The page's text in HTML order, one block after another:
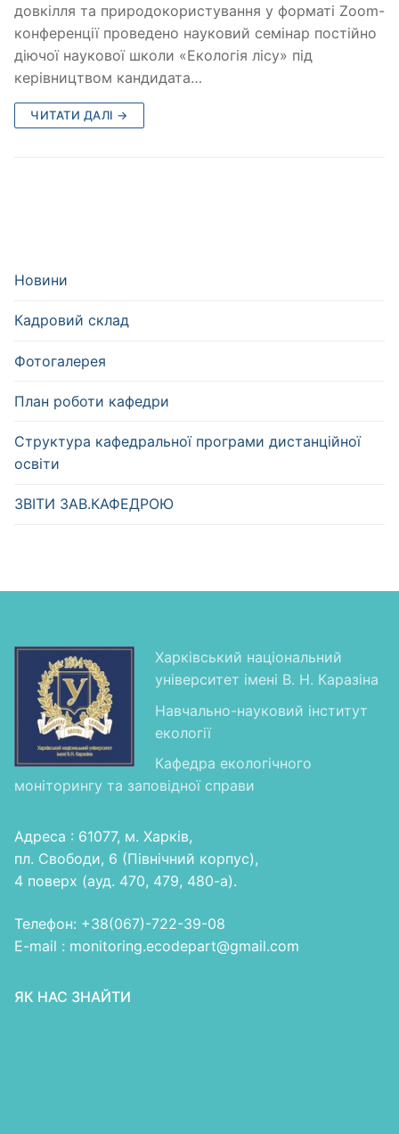
довкілля та природокористування у форматі Zoom-
конференції проведено науковий семінар постійно
діючої наукової школи «Екологія лісу» під
керівництвом кандидата…
ЧИТАТИ ДАЛІ →
Новини
Кадровий склад
Фотогалерея
План роботи кафедри
Структура кафедральної програми дистанційної
освіти
ЗВІТИ ЗАВ.КАФЕДРОЮ
Харківський національний
університет імені В. Н. Каразіна
Навчально-науковий інститут
екології
Кафедра екологічного
моніторингу та заповідної справи
Адреса : 61077, м. Харків,
пл. Свободи, 6 (Північний корпус),
4 поверх (ауд. 470, 479, 480-а).
Телефон: +38(067)-722-39-08
E-mail : monitoring.ecodepart@gmail.com
ЯК НАС ЗНАЙТИ